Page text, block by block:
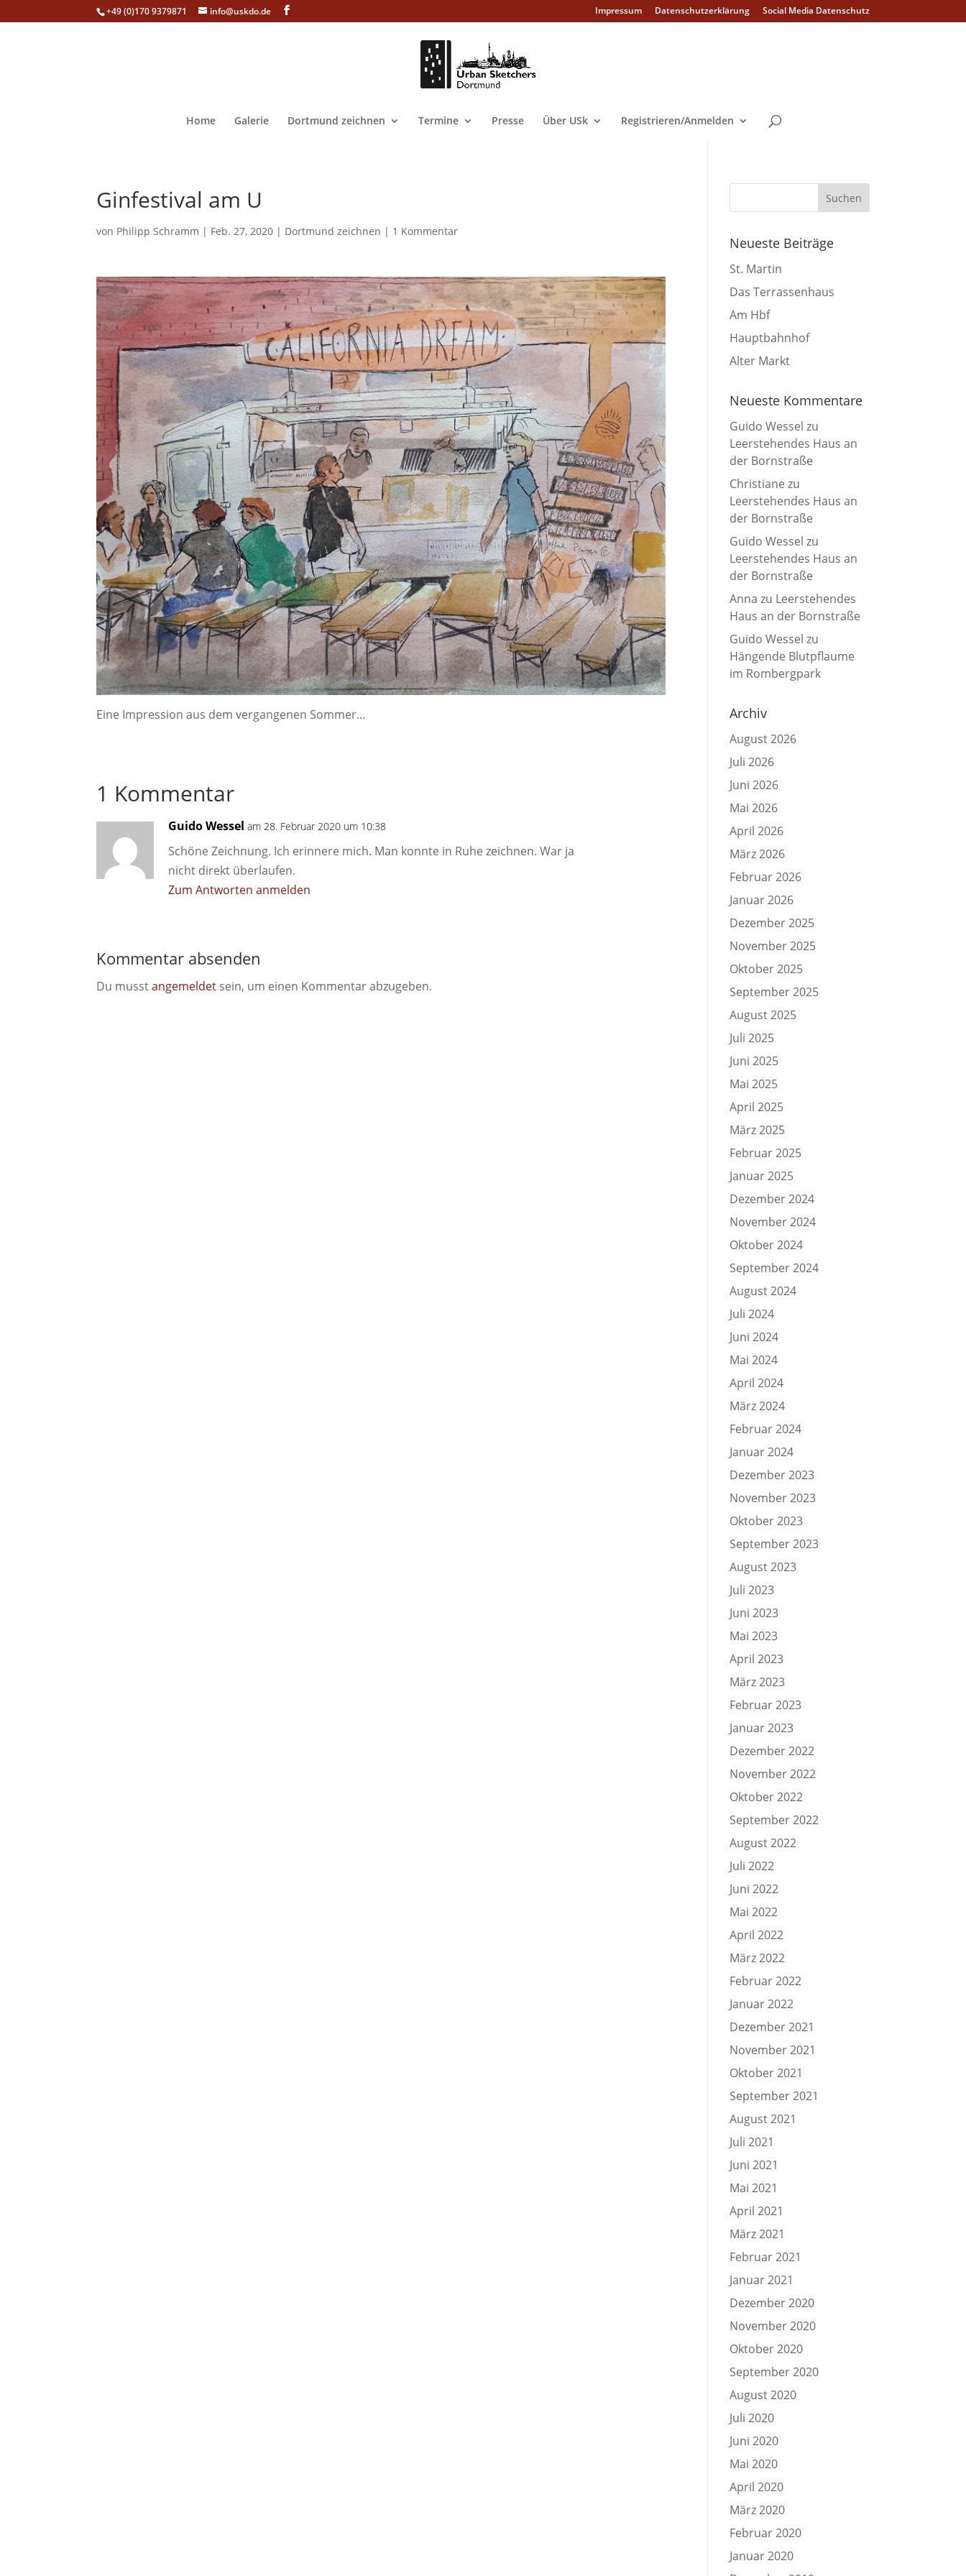
+49 (0)170 9379871 info@uskdo.de Impressum Datenschutzerklärung Social Media Datenschutz
Home Galerie Dortmund zeichnen Termine Presse Über USk Registrieren/Anmelden
Ginfestival am U
von Philipp Schramm | Feb. 27, 2020 | Dortmund zeichnen | 1 Kommentar
Eine Impression aus dem vergangenen Sommer…
1 Kommentar
Guido Wessel am 28. Februar 2020 um 10:38
Schöne Zeichnung. Ich erinnere mich. Man konnte in Ruhe zeichnen. War ja
nicht direkt überlaufen.
Zum Antworten anmelden
Kommentar absenden
Du musstangemeldet sein, um einen Kommentar abzugeben.
Neueste Beiträge
St. Martin
Das Terrassenhaus
Am Hbf
Hauptbahnhof
Alter Markt
Neueste Kommentare
Guido Wessel zu
Leerstehendes Haus an
der Bornstraße
Christiane zu
Leerstehendes Haus an
der Bornstraße
Guido Wessel zu
Leerstehendes Haus an
der Bornstraße
Anna zu Leerstehendes
Haus an der Bornstraße
Guido Wessel zu
Hängende Blutpflaume
im Rombergpark
Archiv
August 2026
Juli 2026
Juni 2026
Mai 2026
April 2026
März 2026
Februar 2026
Januar 2026
Dezember 2025
November 2025
Oktober 2025
September 2025
August 2025
Juli 2025
Juni 2025
Mai 2025
April 2025
März 2025
Februar 2025
Januar 2025
Dezember 2024
November 2024
Oktober 2024
September 2024
August 2024
Juli 2024
Juni 2024
Mai 2024
April 2024
März 2024
Februar 2024
Januar 2024
Dezember 2023
November 2023
Oktober 2023
September 2023
August 2023
Juli 2023
Juni 2023
Mai 2023
April 2023
März 2023
Februar 2023
Januar 2023
Dezember 2022
November 2022
Oktober 2022
September 2022
August 2022
Juli 2022
Juni 2022
Mai 2022
April 2022
März 2022
Februar 2022
Januar 2022
Dezember 2021
November 2021
Oktober 2021
September 2021
August 2021
Juli 2021
Juni 2021
Mai 2021
April 2021
März 2021
Februar 2021
Januar 2021
Dezember 2020
November 2020
Oktober 2020
September 2020
August 2020
Juli 2020
Juni 2020
Mai 2020
April 2020
März 2020
Februar 2020
Januar 2020